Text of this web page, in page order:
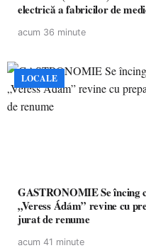
electrică a fabricilor de
acum 36 minute
LOCALE
GASTRONOMIE Se încing ceaunele la Satu Mare! Concursul
„Veress Ádám” revine cu
jurat de renume
acum 41 minute